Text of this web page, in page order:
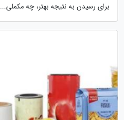
برای رسیدن به نتیجه بهتر، چه مکملی...